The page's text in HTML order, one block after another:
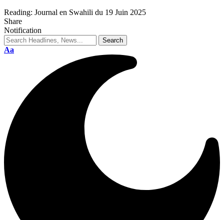
Reading: Journal en Swahili du 19 Juin 2025
Share
Notification
Aa